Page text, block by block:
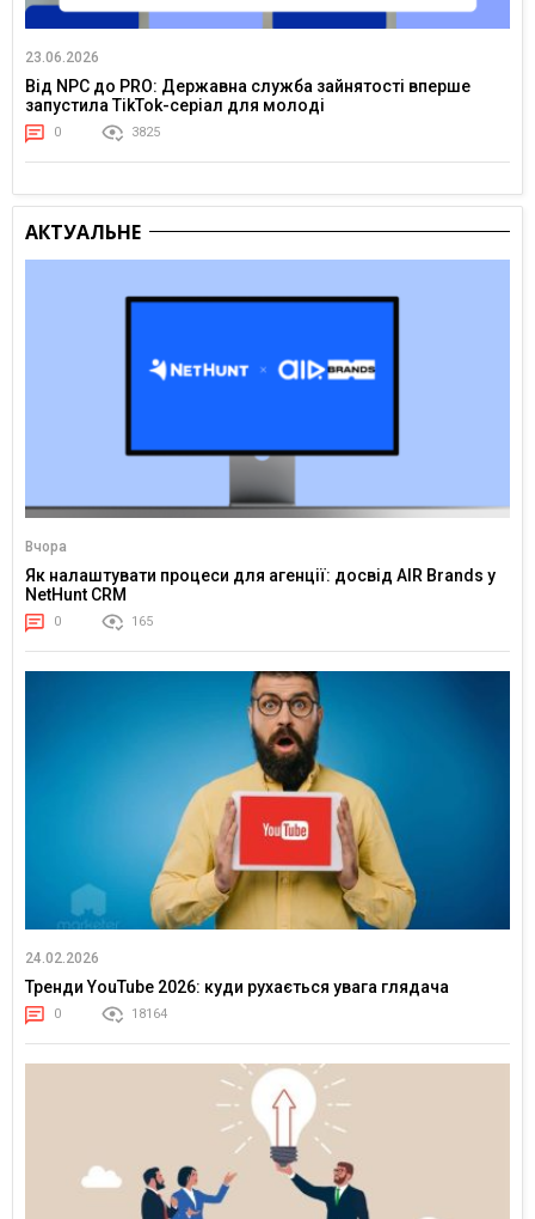
23.06.2026
Від NPC до PRO: Державна служба зайнятості вперше
запустила TikTok-серіал для молоді
0 3825
АКТУАЛЬНЕ
Вчора
Як налаштувати процеси для агенції: досвід AIR Brands у
NetHunt CRM
0 165
24.02.2026
Тренди YouTube 2026: куди рухається увага глядача
0 18164